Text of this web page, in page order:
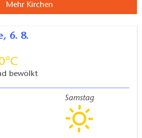
Mehr Kirchen
6. 8.
bewölkt
Samstag